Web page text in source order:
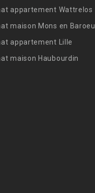
appartement Wattrelos
maison Mons en Baroeul
appartement Lille
maison Haubourdin